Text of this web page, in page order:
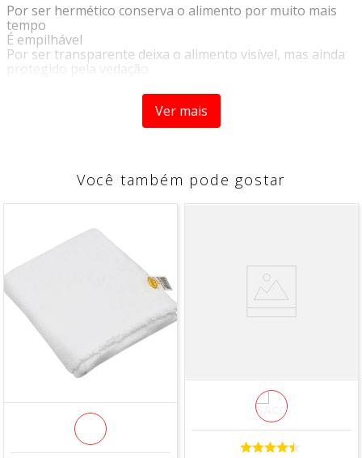
Por ser hermético conserva o alimento por muito mais
tempo
É empilhável
Por ser transparente deixa o alimento visível, mas ainda
protegido pela vedação
Plástico Polipropileno
Atóxico (Livre de BPA)
PARAMOUNT
CONTEÚDO DA EMBALAGEM
1 ORGANIZADOR MULTIUSO
Ver mais
Você também pode gostar